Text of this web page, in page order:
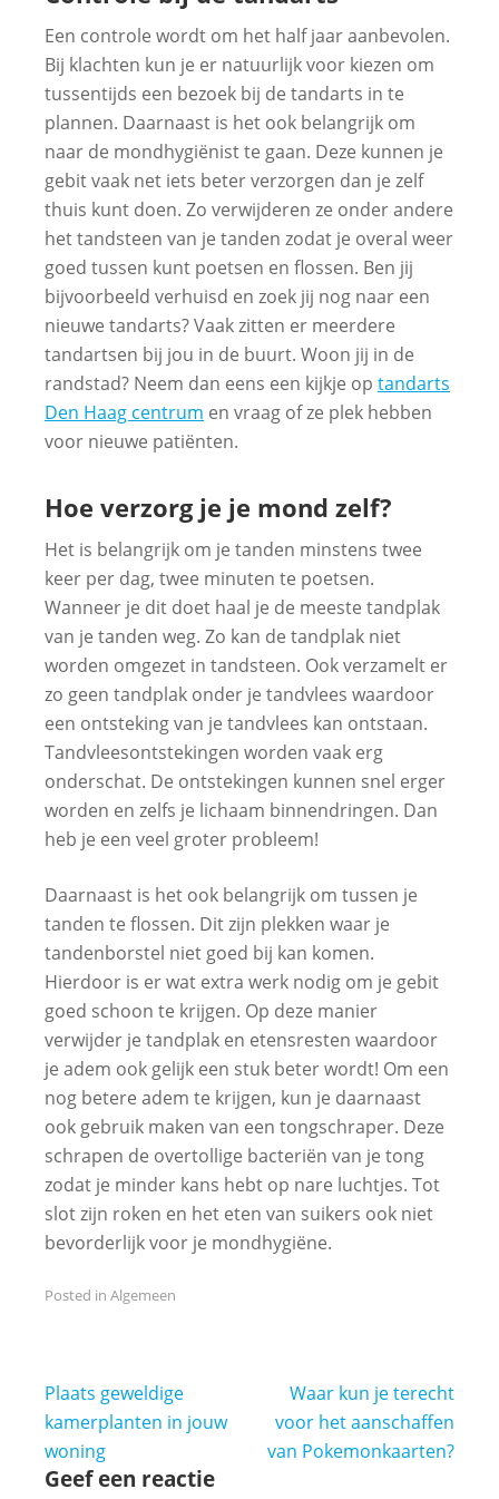
Een controle wordt om het half jaar aanbevolen.
Bij klachten kun je er natuurlijk voor kiezen om
tussentijds een bezoek bij de tandarts in te
plannen. Daarnaast is het ook belangrijk om
naar de mondhygiënist te gaan. Deze kunnen je
gebit vaak net iets beter verzorgen dan je zelf
thuis kunt doen. Zo verwijderen ze onder andere
het tandsteen van je tanden zodat je overal weer
goed tussen kunt poetsen en flossen. Ben jij
bijvoorbeeld verhuisd en zoek jij nog naar een
nieuwe tandarts? Vaak zitten er meerdere
tandartsen bij jou in de buurt. Woon jij in de
randstad? Neem dan eens een kijkje op tandarts
Den Haag centrum en vraag of ze plek hebben
voor nieuwe patiënten.
Hoe verzorg je je mond zelf?
Het is belangrijk om je tanden minstens twee
keer per dag, twee minuten te poetsen.
Wanneer je dit doet haal je de meeste tandplak
van je tanden weg. Zo kan de tandplak niet
worden omgezet in tandsteen. Ook verzamelt er
zo geen tandplak onder je tandvlees waardoor
een ontsteking van je tandvlees kan ontstaan.
Tandvleesontstekingen worden vaak erg
onderschat. De ontstekingen kunnen snel erger
worden en zelfs je lichaam binnendringen. Dan
heb je een veel groter probleem!
Daarnaast is het ook belangrijk om tussen je
tanden te flossen. Dit zijn plekken waar je
tandenborstel niet goed bij kan komen.
Hierdoor is er wat extra werk nodig om je gebit
goed schoon te krijgen. Op deze manier
verwijder je tandplak en etensresten waardoor
je adem ook gelijk een stuk beter wordt! Om een
nog betere adem te krijgen, kun je daarnaast
ook gebruik maken van een tongschraper. Deze
schrapen de overtollige bacteriën van je tong
zodat je minder kans hebt op nare luchtjes. Tot
slot zijn roken en het eten van suikers ook niet
bevorderlijk voor je mondhygiëne.
Posted in Algemeen
Bericht
navigatie
Plaats geweldige
kamerplanten in jouw
woning
Waar kun je terecht
voor het aanschaffen
van Pokemonkaarten?
Geef een reactie